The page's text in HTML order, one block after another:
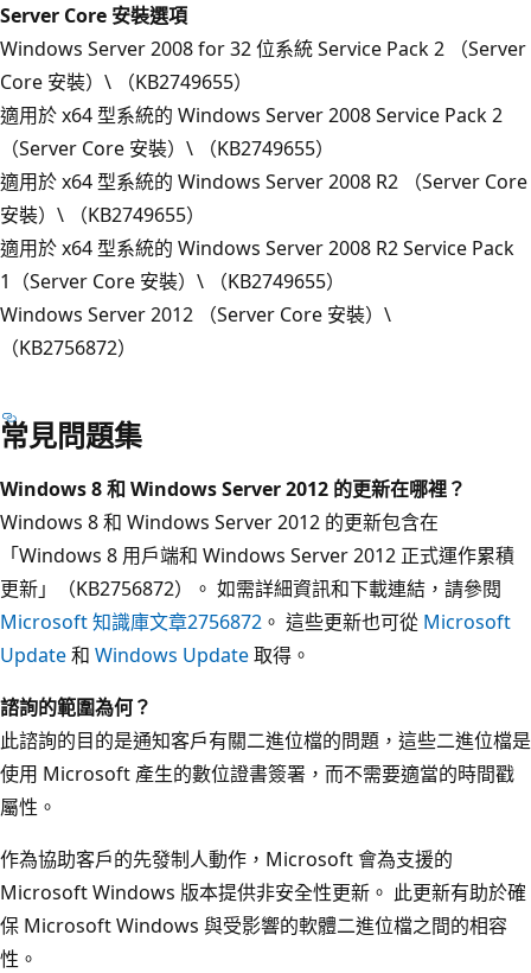
Server Core 安裝選項
Windows Server 2008 for 32 位系統 Service Pack 2 （Server
Core 安裝）\ （KB2749655）
適用於 x64 型系統的 Windows Server 2008 Service Pack 2
（Server Core 安裝）\ （KB2749655）
適用於 x64 型系統的 Windows Server 2008 R2 （Server Core
安裝）\ （KB2749655）
適用於 x64 型系統的 Windows Server 2008 R2 Service Pack
1（Server Core 安裝）\ （KB2749655）
Windows Server 2012 （Server Core 安裝）\
（KB2756872）
常見問題集
Windows 8 和 Windows Server 2012 的更新在哪裡？
Windows 8 和 Windows Server 2012 的更新包含在
「Windows 8 用戶端和 Windows Server 2012 正式運作累積
更新」（KB2756872）。 如需詳細資訊和下載連結，請參閱
Microsoft 知識庫文章2756872 。 這些更新也可從 Microsoft
Update和 Windows Update取得。
諮詢的範圍為何？
此諮詢的目的是通知客戶有關二進位檔的問題，這些二進位檔是
使用 Microsoft 產生的數位證書簽署，而不需要適當的時間戳
屬性。
作為協助客戶的先發制人動作，Microsoft 會為支援的
Microsoft Windows 版本提供非安全性更新。 此更新有助於確
保 Microsoft Windows 與受影響的軟體二進位檔之間的相容
性。